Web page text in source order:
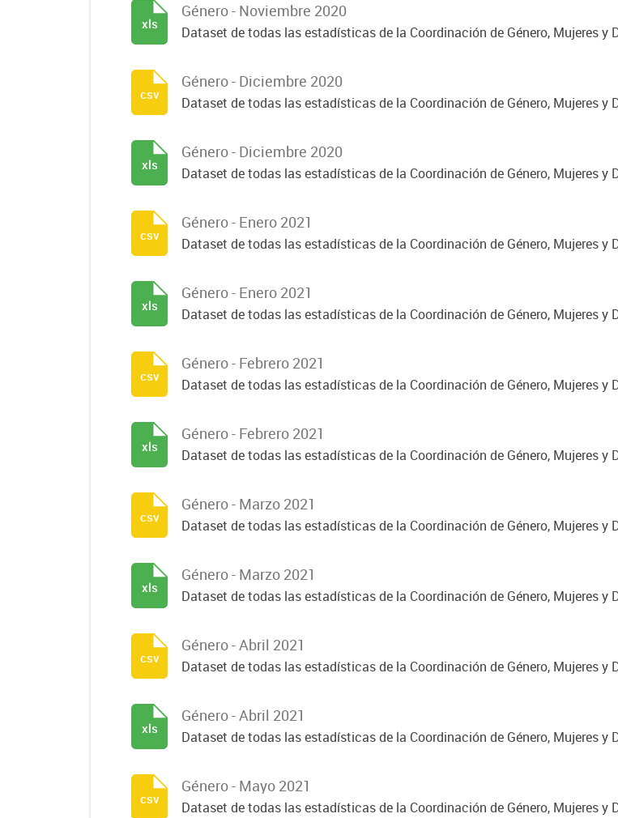
Género - Noviembre 2020
Dataset de todas las estadísticas de la Coordinación de Género, Mujeres y
xls
Género - Diciembre 2020
Dataset de todas las estadísticas de la Coordinación de Género, Mujeres y
csv
Género - Diciembre 2020
Dataset de todas las estadísticas de la Coordinación de Género, Mujeres y
xls
Género - Enero 2021
Dataset de todas las estadísticas de la Coordinación de Género, Mujeres y
csv
Género - Enero 2021
Dataset de todas las estadísticas de la Coordinación de Género, Mujeres y
xls
Género - Febrero 2021
Dataset de todas las estadísticas de la Coordinación de Género, Mujeres y
csv
Género - Febrero 2021
Dataset de todas las estadísticas de la Coordinación de Género, Mujeres y
xls
Género - Marzo 2021
Dataset de todas las estadísticas de la Coordinación de Género, Mujeres y
csv
Género - Marzo 2021
Dataset de todas las estadísticas de la Coordinación de Género, Mujeres y
xls
Género - Abril 2021
Dataset de todas las estadísticas de la Coordinación de Género, Mujeres y
csv
Género - Abril 2021
Dataset de todas las estadísticas de la Coordinación de Género, Mujeres y
xls
Género - Mayo 2021
Dataset de todas las estadísticas de la Coordinación de Género, Mujeres y
csv